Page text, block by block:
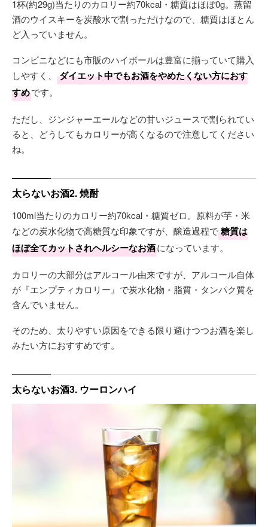
1杯(約29g)当たりのカロリー約70kcal・糖質はほぼ0g。蒸留
酒のウイスキーを炭酸水で割っただけなので、糖質はほとん
ど入っていません。
コンビニなどにも市販のハイボールは豊富に揃っていて購入
しやすく、
ダイエット中でもお酒をやめたくない方におす
すめです。
ただし、ジンジャーエールなどの甘いジュースで割られてい
ると、どうしてもカロリーが高くなるので注意してください
ね。
太らないお酒2. 焼酎
100ml当たりのカロリー約70kcal・糖質ゼロ。原料が芋・米
などの炭水化物で高糖質な印象ですが、醸造過程で糖質は
ほぼ全てカットされヘルシーなお酒になっています。
カロリーの大部分はアルコール由来ですが、アルコール自体
が『エンプティカロリー』で炭水化物・脂質・タンパク質を
含んでいません。
そのため、太りやすい原因をできる限り避けつつお酒を楽し
みたい方におすすめです。
太らないお酒3. ウーロンハイ